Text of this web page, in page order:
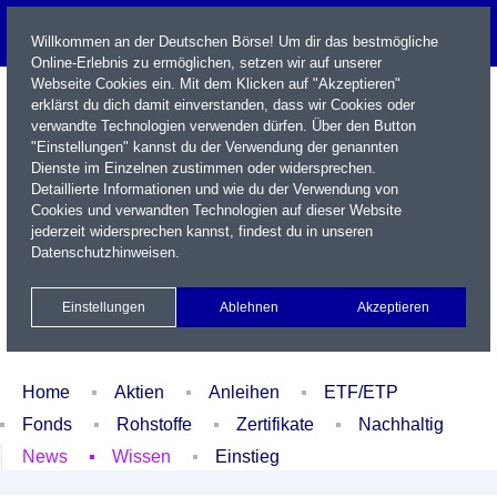
Name / WKN / ISIN / Kürzel
Xetra Realtime
Watchlist Portfolio Login
Home Aktien Anleihen
ETF/ETP
Fonds
Rohstoffe Zertifikate
Nachhaltig
News
Wissen Einstieg
Willkommen an der Deutschen Börse! Um dir das bestmögliche
Online-Erlebnis zu ermöglichen, setzen wir auf unserer
Webseite Cookies ein. Mit dem Klicken auf "Akzeptieren"
erklärst du dich damit einverstanden, dass wir Cookies oder
verwandte Technologien verwenden dürfen. Über den Button
"Einstellungen" kannst du der Verwendung der genannten
Dienste im Einzelnen zustimmen oder widersprechen.
Detaillierte Informationen und wie du der Verwendung von
Cookies und verwandten Technologien auf dieser Website
jederzeit widersprechen kannst, findest du in unseren
Datenschutzhinweisen.
Einstellungen Ablehnen Akzeptieren